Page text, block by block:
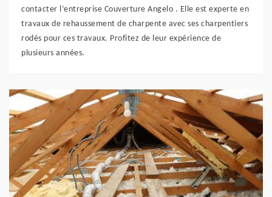
contacter l’entreprise Couverture Angelo . Elle est experte en
travaux de rehaussement de charpente avec ses charpentiers
rodés pour ces travaux. Profitez de leur expérience de
plusieurs années.